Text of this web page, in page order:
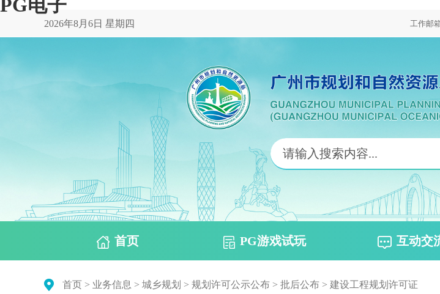
PG电子
2026年8月6日 星期四 工作邮
首页 PG游戏试玩 互动交
首页 > 业务信息 > 城乡规划 > 规划许可公示公布 > 批后公布 > 建设工程规划许可证